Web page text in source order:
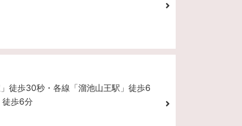
徒歩30秒・各線「溜池山王駅」徒歩6
徒歩6分